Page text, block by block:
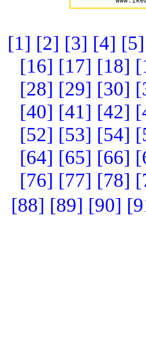
[1] [2] [3] [4] [5]
[16] [17] [18]
[28] [29] [30]
[40] [41] [42]
[52] [53] [54]
[64] [65] [66]
[76] [77] [78]
[88] [89] [90]